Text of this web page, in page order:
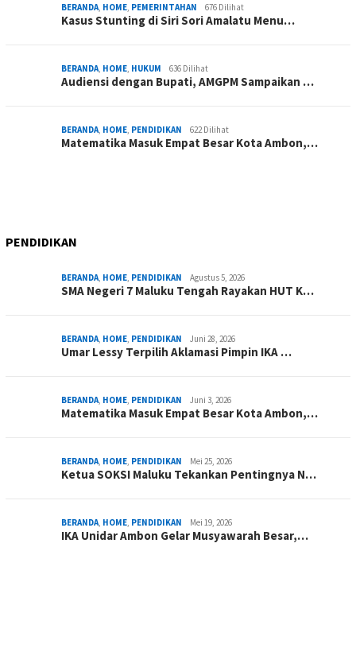
BERANDA HOME PEMERINTAHAN 676 Dilihat
Kasus Stunting di Siri Sori Amalatu Menu…
BERANDA HOME HUKUM 636 Dilihat
Audiensi dengan Bupati, AMGPM Sampaikan …
BERANDA HOME PENDIDIKAN 622 Dilihat
Matematika Masuk Empat Besar Kota Ambon,…
PENDIDIKAN
BERANDA HOME PENDIDIKAN Agustus 5, 2026
SMA Negeri 7 Maluku Tengah Rayakan HUT K…
BERANDA HOME PENDIDIKAN Juni 28, 2026
Umar Lessy Terpilih Aklamasi Pimpin IKA …
BERANDA HOME PENDIDIKAN Juni 3, 2026
Matematika Masuk Empat Besar Kota Ambon,…
BERANDA HOME PENDIDIKAN Mei 25, 2026
Ketua SOKSI Maluku Tekankan Pentingnya N…
BERANDA HOME PENDIDIKAN Mei 19, 2026
IKA Unidar Ambon Gelar Musyawarah Besar,…